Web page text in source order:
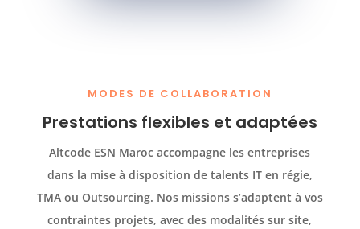
MODES DE COLLABORATION
Prestations flexibles et adaptées
Altcode ESN Maroc accompagne les entreprises
dans la mise à disposition de talents IT en régie,
TMA ou Outsourcing. Nos missions s’adaptent à vos
contraintes projets, avec des modalités sur site,